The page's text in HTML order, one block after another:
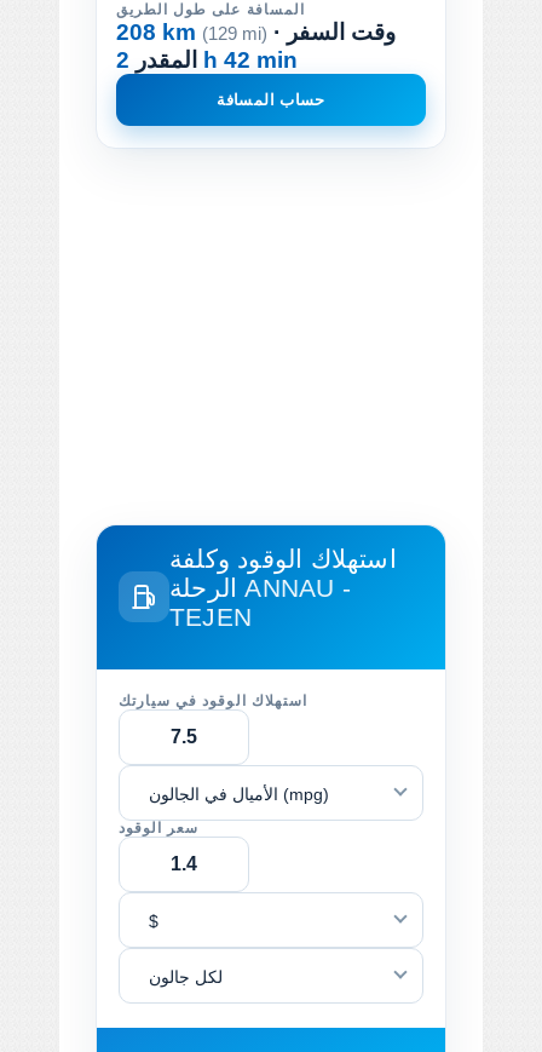
المسافة على طول الطريق
208 km (129 mi) · وقت السفر
المقدر 2 h 42 min
حساب المسافة
استهلاك الوقود وكلفة
ANNAU -
TEJEN
استهلاك الوقود في سيارتك
الأميال في الجالون (mpg)
سعر الوقود
$
لكل جالون